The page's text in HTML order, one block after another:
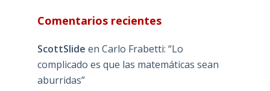
Comentarios recientes
ScottSlide en Carlo Frabetti: “Lo
complicado es que las matemáticas sean
aburridas”